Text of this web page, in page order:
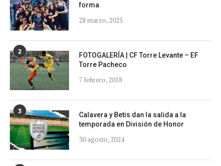
forma
28 marzo, 2025
2
FOTOGALERÍA | CF Torre Levante – EF
Torre Pacheco
7 febrero, 2018
3
Calavera y Betis dan la salida a la
temporada en División de Honor
30 agosto, 2024